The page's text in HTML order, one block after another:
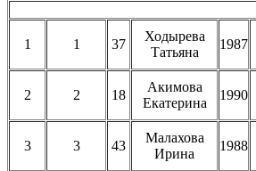
1 1 37
Ходырева
Татьяна
1987
2 2 18
Акимова
Екатерина
1990
3 3 43
Малахова
Ирина
1988